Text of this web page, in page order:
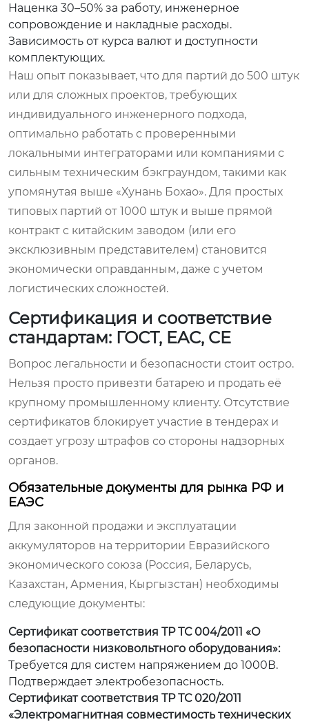
Наценка 30–50% за работу, инженерное
сопровождение и накладные расходы.
Зависимость от курса валют и доступности
комплектующих.
Наш опыт показывает, что для партий до 500 штук
или для сложных проектов, требующих
индивидуального инженерного подхода,
оптимально работать с проверенными
локальными интеграторами или компаниями с
сильным техническим бэкграундом, такими как
упомянутая выше «Хунань Бохао». Для простых
типовых партий от 1000 штук и выше прямой
контракт с китайским заводом (или его
эксклюзивным представителем) становится
экономически оправданным, даже с учетом
логистических сложностей.
Сертификация и соответствие
стандартам: ГОСТ, EAC, CE
Вопрос легальности и безопасности стоит остро.
Нельзя просто привезти батарею и продать её
крупному промышленному клиенту. Отсутствие
сертификатов блокирует участие в тендерах и
создает угрозу штрафов со стороны надзорных
органов.
Обязательные документы для рынка РФ и
ЕАЭС
Для законной продажи и эксплуатации
аккумуляторов на территории Евразийского
экономического союза (Россия, Беларусь,
Казахстан, Армения, Кыргызстан) необходимы
следующие документы:
Сертификат соответствия ТР ТС 004/2011 «О
безопасности низковольтного оборудования»:
Требуется для систем напряжением до 1000В.
Подтверждает электробезопасность.
Сертификат соответствия ТР ТС 020/2011
«Электромагнитная совместимость технических